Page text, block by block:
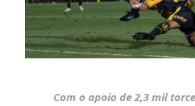
Com o apoio de 2,3 mil